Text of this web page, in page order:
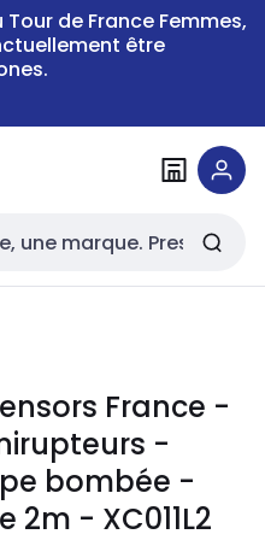
Tour de France Femmes,
être
France -
-
bombée -
- XC011L2